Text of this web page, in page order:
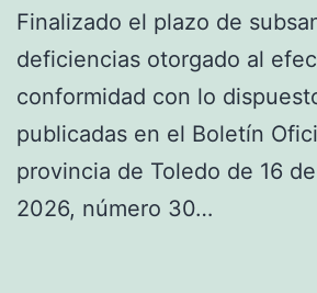
Finalizado el plazo de
deficiencias otorgado al
conformidad con lo
publicadas en el Boletín
provincia de Toledo de 16
2026, número 30…